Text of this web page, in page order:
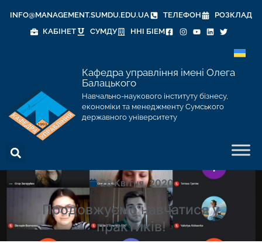
INFO@MANAGEMENT.SUMDU.EDU.UA ТЕЛЕФОН
РОЗКЛАД
КАБІНЕТ
СУМДУ ННІ БІЕМ
Кафедра управління імені Олега
Балацького
Навчально-наукового інституту бізнесу,
економіки та менеджменту Сумського
державного університету
26 Квітня, 2020
Продовжуємо навчатися у
практиків!